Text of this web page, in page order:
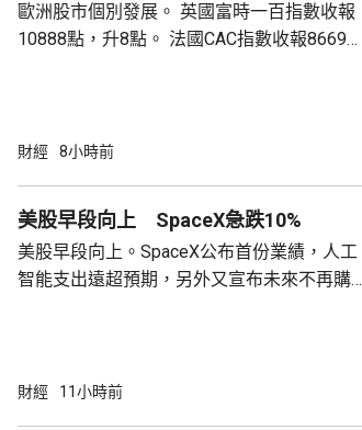
歐洲股市個別發展。 英國富時一百指數收報
10888點，升8點。 法國CAC指數收報8669
財經 8小時前
美股早段向上 SpaceX急跌10%
美股早段向上。SpaceX公布首份業績，人工
智能支出遠超預期，另外又宣布未來不再購買
點，升488點。 標普500指數報7783點，升46
財經 11小時前